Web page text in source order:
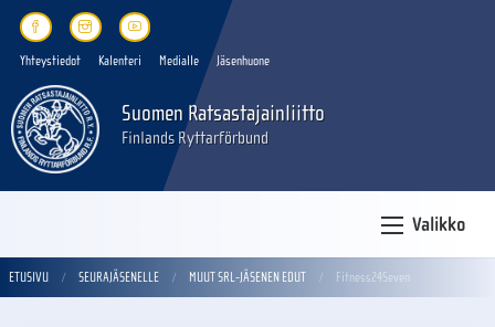
Yhteystiedot Kalenteri Medialle Jäsenhuone
Suomen Ratsastajainliitto
Finlands Ryttarförbund
Valikko
ETUSIVU SEURAJÄSENELLE MUUT SRL-JÄSENEN EDUT Fitness24Seven